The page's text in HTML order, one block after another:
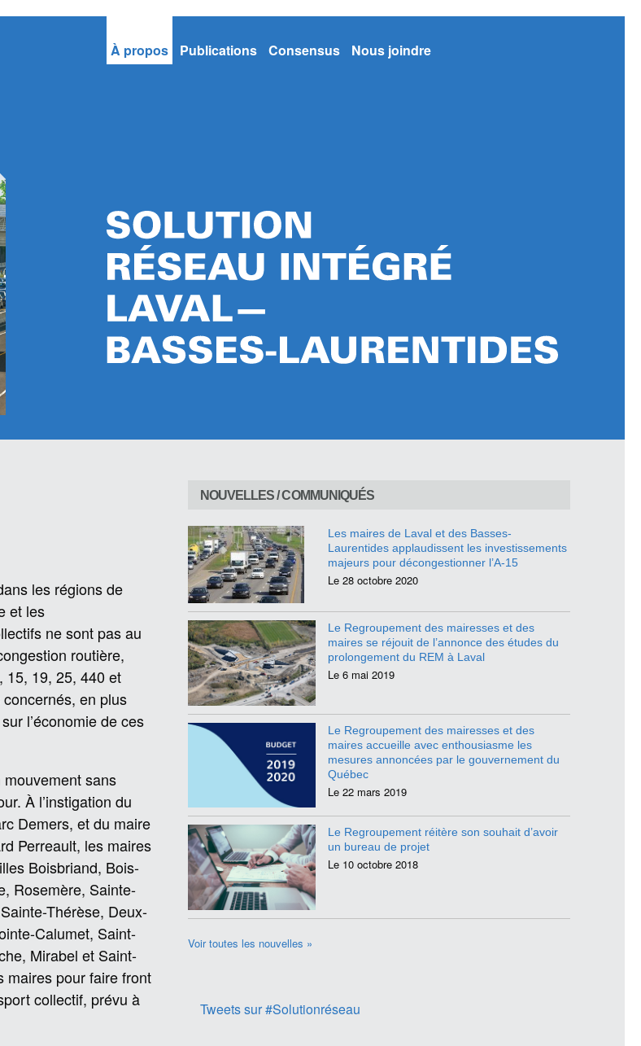
À propos Publications Consensus Nous joindre
les régions de
et les
ne sont pas au
routière,
15, 19, 25, 440 et
en plus
l’économie de ces
sans
À l’instigation du
Demers, et du maire
Perreault, les maires
Boisbriand, Bois-
Rosemère, Sainte-
Thérèse, Deux-
Calumet, Saint-
Mirabel et Saint-
maires pour faire front
collectif, prévu à
NOUVELLES / COMMUNIQUÉS
Les maires de Laval et des Basses-
Laurentides applaudissent les investissements
majeurs pour décongestionner l’A-15
Le 28 octobre 2020
Le Regroupement des mairesses et des
maires se réjouit de l’annonce des études du
prolongement du REM à Laval
Le 6 mai 2019
Le Regroupement des mairesses et des
maires accueille avec enthousiasme les
mesures annoncées par le gouvernement du
Québec
Le 22 mars 2019
Le Regroupement réitère son souhait d’avoir
un bureau de projet
Le 10 octobre 2018
Voir toutes les nouvelles »
Tweets sur #Solutionréseau